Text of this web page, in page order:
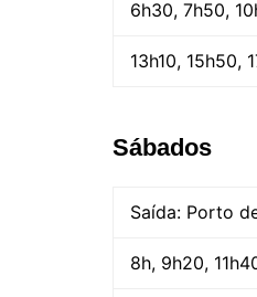
6h30, 7h50,
13h10, 15h50,
Sábados
Saída: Porto
8h, 9h20,